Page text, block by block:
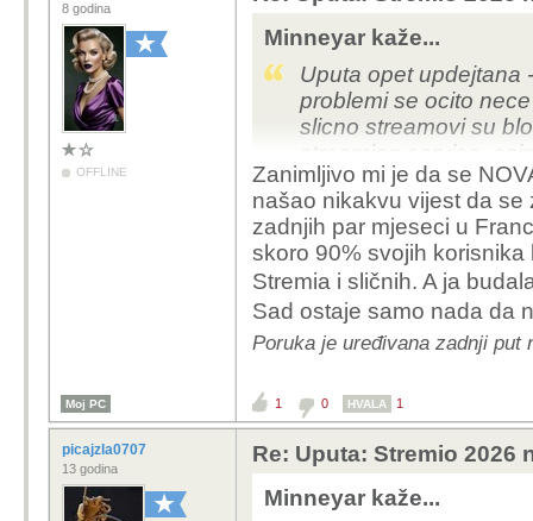
8 godina
OFFLINE
Minneyar kaže...
Uputa opet updejtana
problemi se ocito
slicno streamovi su
streaming servisa,
se provuce kroz filter.
preporucam Torbox
uplacenih RD dana,
opciju, ak vas
nisu blokirani).
Zanimljivo mi je da se
našao nikakvu vijest da se
zadnjih par mjeseci u
skoro 90% svojih
Stremia i sličnih. A ja
Sad ostaje samo nada da
Poruka je uređivana zadnji put
Moj PC 1 0 HVALA 1
picajzla0707
13 godina
Re: Uputa: Stremio 2026
Minneyar kaže...